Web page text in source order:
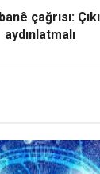
çağrısı:
aydınlatmalı